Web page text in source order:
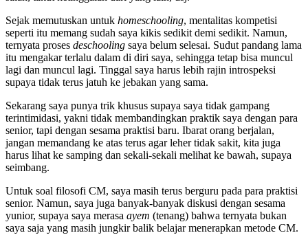
Sejak memutuskan untuk homeschooling, mentalitas kompetisi
seperti itu memang sudah saya kikis sedikit demi sedikit. Namun,
ternyata proses deschooling saya belum selesai. Sudut pandang lama
itu mengakar terlalu dalam di diri saya, sehingga tetap bisa muncul
lagi dan muncul lagi. Tinggal saya harus lebih rajin introspeksi
supaya tidak terus jatuh ke jebakan yang sama.
Sekarang saya punya trik khusus supaya saya tidak gampang
terintimidasi, yakni tidak membandingkan praktik saya dengan para
senior, tapi dengan sesama praktisi baru. Ibarat orang berjalan,
jangan memandang ke atas terus agar leher tidak sakit, kita juga
harus lihat ke samping dan sekali-sekali melihat ke bawah, supaya
seimbang.
Untuk soal filosofi CM, saya masih terus berguru pada para praktisi
senior. Namun, saya juga banyak-banyak diskusi dengan sesama
yunior, supaya saya merasa ayem (tenang) bahwa ternyata bukan
saya saja yang masih jungkir balik belajar menerapkan metode CM.